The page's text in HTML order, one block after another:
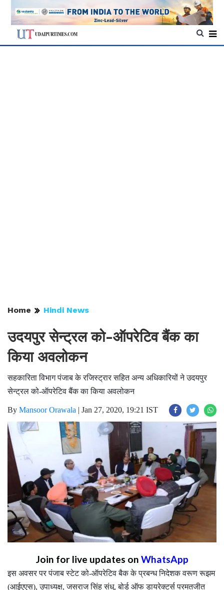
Home Hindi News
उदयपुर सेन्ट्रल को-ऑपरेटिव बैंक का
किया अवलोकन
सहकारिता विभाग पंजाब के रजिस्ट्रार सहित अन्य अधिकारियों ने उदयपुर
सेन्ट्रल को-ऑपरेटिव बैंक का किया अवलोकन
By Mansoor Orawala | Jan 27, 2020, 19:21 IST
Join for live updates on WhatsApp
इस अवसर पर पंजाब स्टेट को-ऑपरेटिव बैक के प्रबन्ध निदेशक वरूण रूझम
(आईएएस), उपाध्यक्ष, जसराज सिंह संधु, बोर्ड ऑफ डायरेक्टर्स परमतजीत